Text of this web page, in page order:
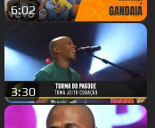
6:02
3:30